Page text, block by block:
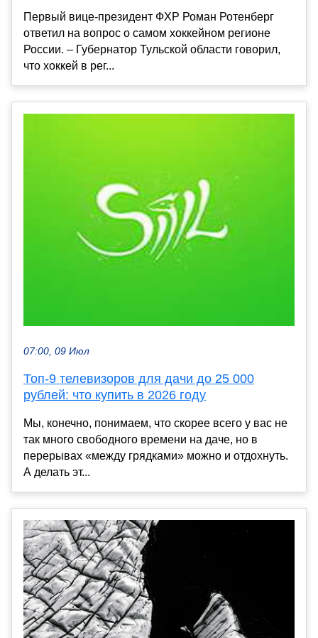
Первый вице-президент ФХР Роман Ротенберг
ответил на вопрос о самом хоккейном регионе
России. – Губернатор Тульской области говорил,
что хоккей в рег...
07:00, 09 Июл
Топ-9 телевизоров для дачи до 25 000
рублей: что купить в 2026 году
Мы, конечно, понимаем, что скорее всего у вас не
так много свободного времени на даче, но в
перерывах «между грядками» можно и отдохнуть.
А делать эт...